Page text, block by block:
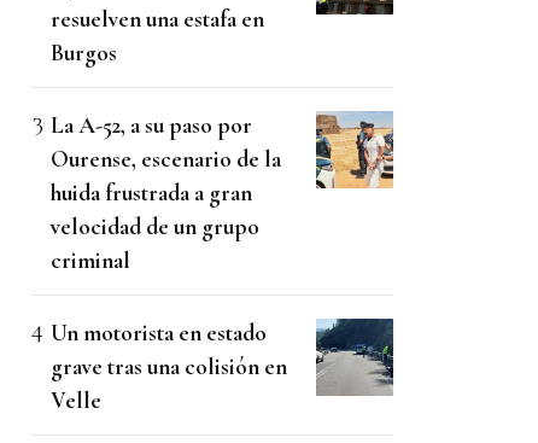
resuelven una estafa en
Burgos
La A-52, a su paso por
Ourense, escenario de la
huida frustrada a gran
velocidad de un grupo
criminal
Un motorista en estado
grave tras una colisión en
Velle